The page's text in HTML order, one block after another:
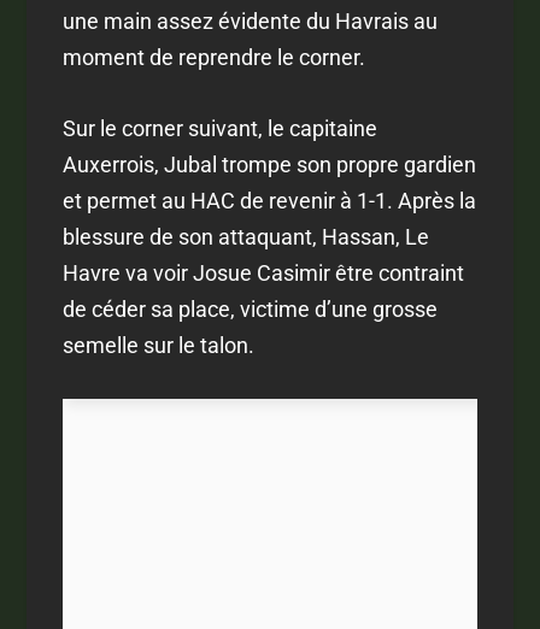
une main assez évidente du Havrais au
moment de reprendre le corner.
Sur le corner suivant, le capitaine
Auxerrois, Jubal trompe son propre gardien
et permet au HAC de revenir à 1-1. Après la
blessure de son attaquant, Hassan, Le
Havre va voir Josue Casimir être contraint
de céder sa place, victime d’une grosse
semelle sur le talon.